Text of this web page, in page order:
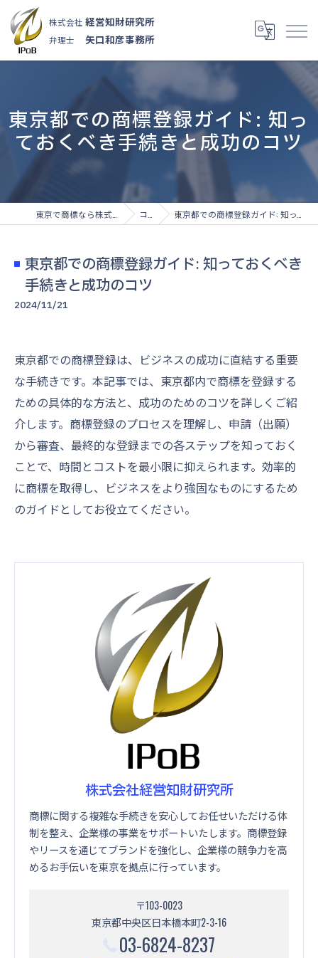
株式会社 経営知財研究所
弁理士 矢口和彦事務所
東京都での商標登録ガイド: 知っ
ておくべき手続きと成功のコツ
コラム 東京都での商標登録ガイド: 知っておくべき手続きと成功のコツ
東京都での商標登録ガイド: 知っておくべき
手続きと成功のコツ
2024/11/21
東京都での商標登録は、ビジネスの成功に直結する重要
な手続きです。本記事では、東京都内で商標を登録する
ための具体的な方法と、成功のためのコツを詳しくご紹
介します。商標登録のプロセスを理解し、申請（出願）
から審査、最終的な登録までの各ステップを知っておく
ことで、時間とコストを最小限に抑えられます。効率的
に商標を取得し、ビジネスをより強固なものにするため
のガイドとしてお役立てください。
株式会社経営知財研究所
商標に関する複雑な手続きを安心してお任せいただける体
制を整え、企業様の事業をサポートいたします。商標登録
やリースを通じてブランドを強化し、企業様の競争力を高
めるお手伝いを東京を拠点に行っています。
〒103-0023
東京都中央区日本橋本町2-3-16
03-6824-8237